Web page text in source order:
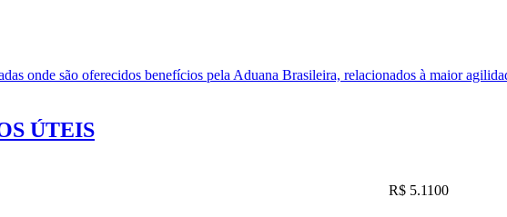
onde são oferecidos benefícios pela Aduana Brasileira, relacionados à maior
ÚTEIS
R$ 5.1100